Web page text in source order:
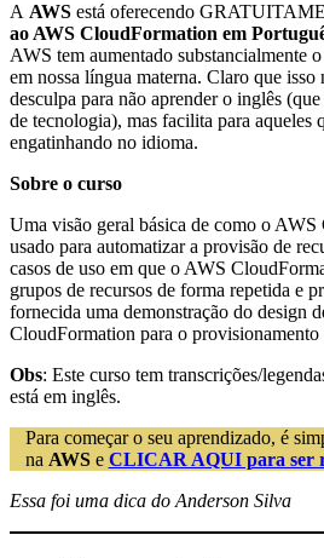
A AWS está oferecendo
ao AWS CloudFormation em
AWS tem aumentado substancialmente
em nossa língua materna. Claro que isso
desculpa para não aprender o inglês
de tecnologia), mas facilita para aqueles
engatinhando no idioma.
Sobre o curso
Uma visão geral básica de como o
usado para automatizar a provisão de
casos de uso em que o AWS
grupos de recursos de forma repetida e
fornecida uma demonstração do design
CloudFormation para o provisionamento
Obs: Este curso tem transcrições/
está em inglês.
Para começar o seu aprendizado, é
na AWSe CLICAR AQUI para ser
Essa foi uma dica do Anderson Silva